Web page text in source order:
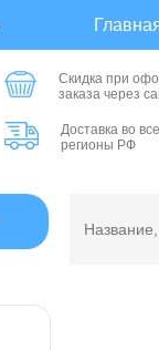
Скидка при
заказа через
Доставка во все
регионы РФ